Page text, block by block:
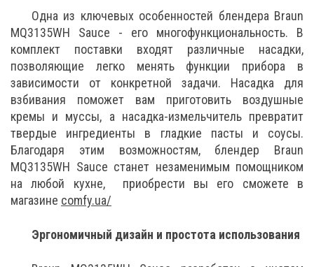
Одна из ключевых особенностей блендера Braun
MQ3135WH Sauce - его многофункциональность. В
комплект поставки входят различные насадки,
позволяющие легко менять функции прибора в
зависимости от конкретной задачи. Насадка для
взбивания поможет вам приготовить воздушные
кремы и муссы, а насадка-измельчитель превратит
твердые ингредиенты в гладкие пасты и соусы.
Благодаря этим возможностям, блендер Braun
MQ3135WH Sauce станет незаменимым помощником
на любой кухне, приобрести вы его сможете в
магазине comfy.ua/
Эргономичный дизайн и простота использования